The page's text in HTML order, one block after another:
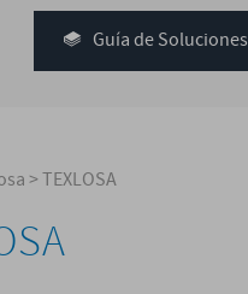
Guía de Soluciones
>TEXLOSA